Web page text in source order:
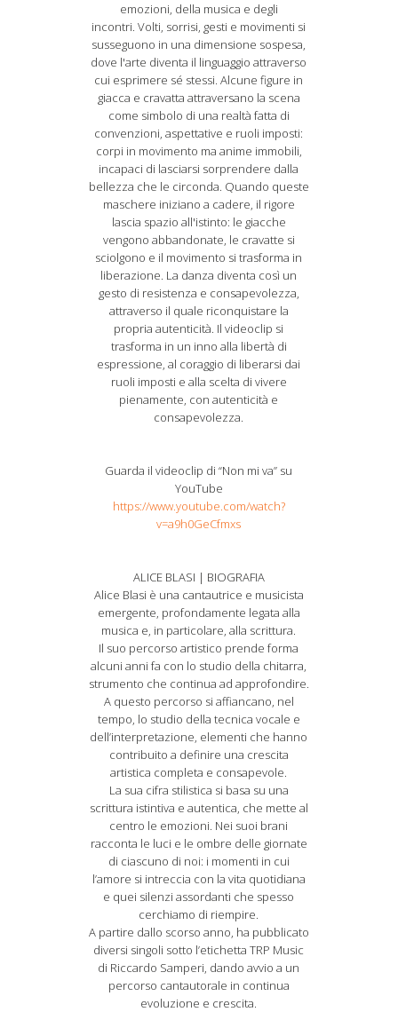
emozioni, della musica e degli
incontri. Volti, sorrisi, gesti e movimenti si
susseguono in una dimensione sospesa,
dove l'arte diventa il linguaggio attraverso
cui esprimere sé stessi. Alcune figure in
giacca e cravatta attraversano la scena
come simbolo di una realtà fatta di
convenzioni, aspettative e ruoli imposti:
corpi in movimento ma anime immobili,
incapaci di lasciarsi sorprendere dalla
bellezza che le circonda. Quando queste
maschere iniziano a cadere, il rigore
lascia spazio all'istinto: le giacche
vengono abbandonate, le cravatte si
sciolgono e il movimento si trasforma in
liberazione. La danza diventa così un
gesto di resistenza e consapevolezza,
attraverso il quale riconquistare la
propria autenticità. Il videoclip si
trasforma in un inno alla libertà di
espressione, al coraggio di liberarsi dai
ruoli imposti e alla scelta di vivere
pienamente, con autenticità e
consapevolezza.
Guarda il videoclip di “Non mi va” su
YouTube
https://www.youtube.com/watch?
v=a9h0GeCfmxs
ALICE BLASI | BIOGRAFIA
Alice Blasi è una cantautrice e musicista
emergente, profondamente legata alla
musica e, in particolare, alla scrittura.
Il suo percorso artistico prende forma
alcuni anni fa con lo studio della chitarra,
strumento che continua ad approfondire.
A questo percorso si affiancano, nel
tempo, lo studio della tecnica vocale e
dell’interpretazione, elementi che hanno
contribuito a definire una crescita
artistica completa e consapevole.
La sua cifra stilistica si basa su una
scrittura istintiva e autentica, che mette al
centro le emozioni. Nei suoi brani
racconta le luci e le ombre delle giornate
di ciascuno di noi: i momenti in cui
l’amore si intreccia con la vita quotidiana
e quei silenzi assordanti che spesso
cerchiamo di riempire.
A partire dallo scorso anno, ha pubblicato
diversi singoli sotto l’etichetta TRP Music
di Riccardo Samperi, dando avvio a un
percorso cantautorale in continua
evoluzione e crescita.